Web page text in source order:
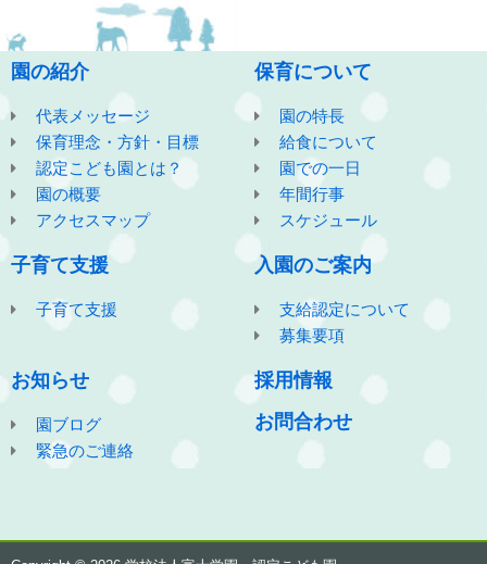
園の紹介
代表メッセージ
保育理念・方針・目標
認定こども園とは？
園の概要
アクセスマップ
保育について
園の特長
給食について
園での一日
年間行事
スケジュール
子育て支援
子育て支援
入園のご案内
支給認定について
募集要項
お知らせ
園ブログ
緊急のご連絡
採用情報
お問合わせ